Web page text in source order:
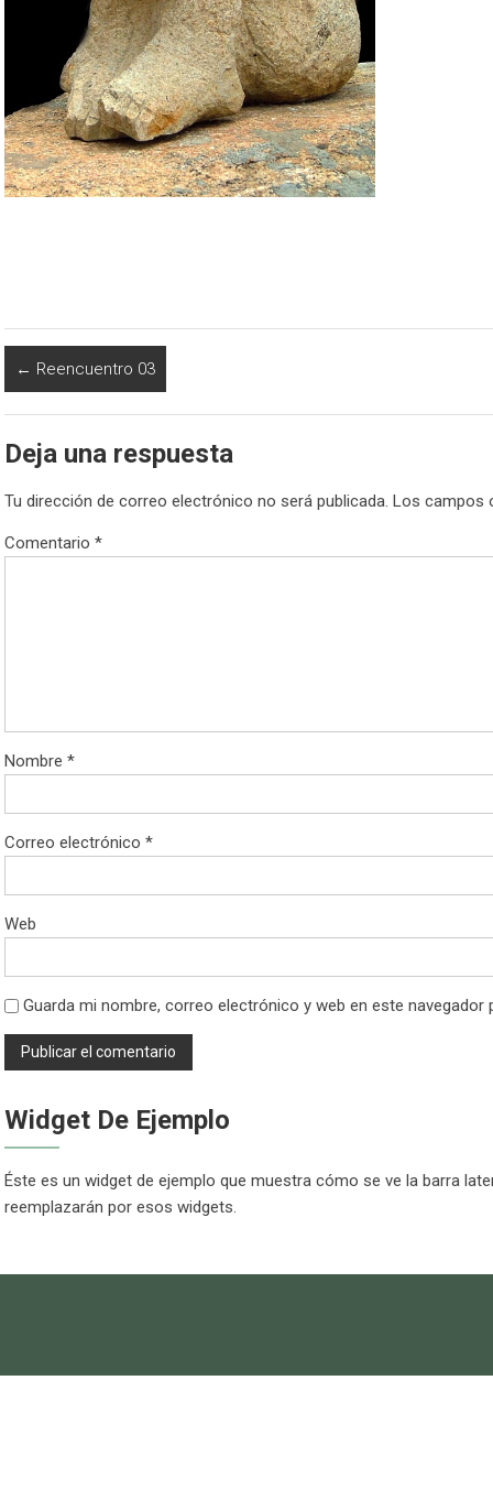
← Reencuentro 03
Deja una respuesta
Tu dirección de correo electrónico no será publicada. Los campos
Comentario*
Nombre*
Correo electrónico*
Web
Guarda mi nombre, correo electrónico y web en este navegador
Widget De Ejemplo
Éste es un widget de ejemplo que muestra cómo se ve la barra
reemplazarán por esos widgets.